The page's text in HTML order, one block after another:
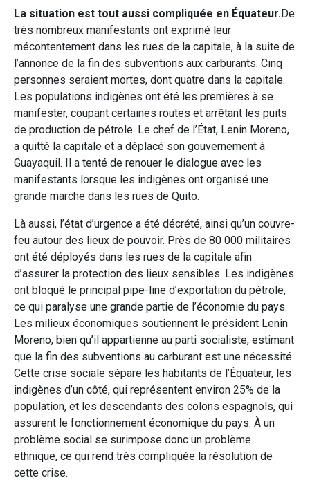
La situation est tout aussi compliquée en Équateur.De
très nombreux manifestants ont exprimé leur
mécontentement dans les rues de la capitale, à la suite de
l’annonce de la fin des subventions aux carburants. Cinq
personnes seraient mortes, dont quatre dans la capitale.
Les populations indigènes ont été les premières à se
manifester, coupant certaines routes et arrêtant les puits
de production de pétrole. Le chef de l’État, Lenin Moreno,
a quitté la capitale et a déplacé son gouvernement à
Guayaquil. Il a tenté de renouer le dialogue avec les
manifestants lorsque les indigènes ont organisé une
grande marche dans les rues de Quito.
Là aussi, l’état d’urgence a été décrété, ainsi qu’un couvre-
feu autour des lieux de pouvoir. Près de 80 000 militaires
ont été déployés dans les rues de la capitale afin
d’assurer la protection des lieux sensibles. Les indigènes
ont bloqué le principal pipe-line d’exportation du pétrole,
ce qui paralyse une grande partie de l’économie du pays.
Les milieux économiques soutiennent le président Lenin
Moreno, bien qu’il appartienne au parti socialiste, estimant
que la fin des subventions au carburant est une nécessité.
Cette crise sociale sépare les habitants de l’Équateur, les
indigènes d’un côté, qui représentent environ 25% de la
population, et les descendants des colons espagnols, qui
assurent le fonctionnement économique du pays. À un
problème social se surimpose donc un problème
ethnique, ce qui rend très compliquée la résolution de
cette crise.